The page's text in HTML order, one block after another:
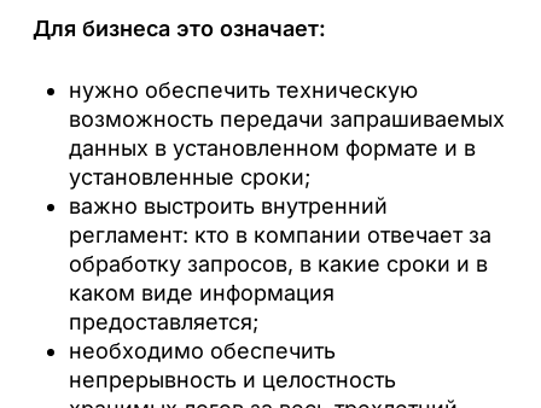
Для бизнеса это означает:
нужно обеспечить техническую
возможность передачи запрашиваемых
данных в установленном формате и в
установленные сроки;
важно выстроить внутренний
регламент: кто в компании отвечает за
обработку запросов, в какие сроки и в
каком виде информация
предоставляется;
необходимо обеспечить
непрерывность и целостность